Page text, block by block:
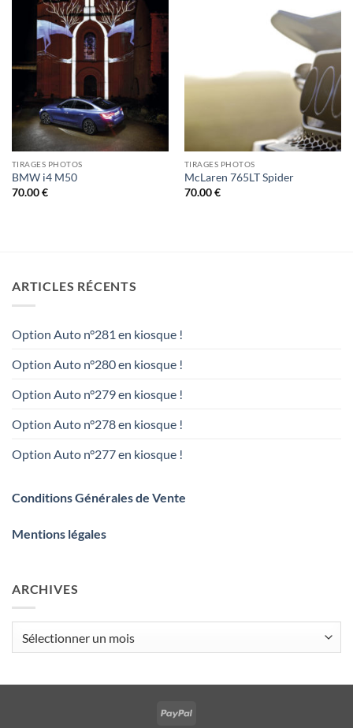
TIRAGES PHOTOS
BMW i4 M50
70.00€
TIRAGES PHOTOS
McLaren 765LT Spider
70.00€
ARTICLES RÉCENTS
Option Auto n°281 en kiosque !
Option Auto n°280 en kiosque !
Option Auto n°279 en kiosque !
Option Auto n°278 en kiosque !
Option Auto n°277 en kiosque !
Conditions Générales de Vente
Mentions légales
ARCHIVES
PayPal